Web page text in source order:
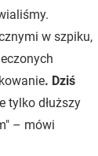
w szpiku,
. Dziś
tylko dłuższy
– mówi